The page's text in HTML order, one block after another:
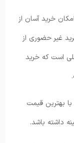
خرید آسان از
غیر حضوری از
است که خرید
بهترین قیمت
داشته باشد.